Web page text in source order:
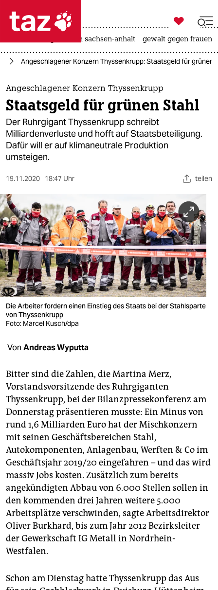
 taz zahl ich
taz zahl ich
themen
politik
öko
gesellschaft
kultur
sport
berlin
nord
wahrheit
verlag
verlag
veranstaltungen
unterstützen
abo
genossenschaft
epaper login

taz zahl ich
landtagswahl in sachsen-anhalt gewalt gegen frauen
Angeschlagener Konzern Thyssenkrupp: Staatsgeld für grünen
Angeschlagener Konzern Thyssenkrupp
Staatsgeld für grünen Stahl
Der Ruhrgigant Thyssenkrupp schreibt
Milliardenverluste und hofft auf Staatsbeteiligung.
Dafür will er auf klimaneutrale Produktion
umsteigen.
19.11.2020 18:47 Uhr teilen
Die Arbeiter fordern einen Einstieg des Staats bei der Stahlsparte
von Thyssenkrupp
Foto: Marcel Kusch/dpa
Von Andreas Wyputta
Bitter sind die Zahlen, die Martina Merz,
Vorstandsvorsitzende des Ruhrgiganten
Thyssenkrupp, bei der Bilanzpressekonferenz am
Donnerstag präsentieren musste: Ein Minus von
rund 1,6 Milliarden Euro hat der Mischkonzern
mit seinen Geschäftsbereichen Stahl,
Autokomponenten, Anlagenbau, Werften & Co im
Geschäftsjahr 2019/20 eingefahren – und das wird
massiv Jobs kosten. Zusätzlich zum bereits
angekündigten Abbau von 6.000 Stellen sollen in
den kommenden drei Jahren weitere 5.000
Arbeitsplätze verschwinden, sagte Arbeitsdirektor
Oliver Burkhard, bis zum Jahr 2012 Bezirksleiter
der Gewerkschaft IG Metall in Nordrhein-
Westfalen.
Schon am Dienstag hatte Thyssen­krupp das Aus